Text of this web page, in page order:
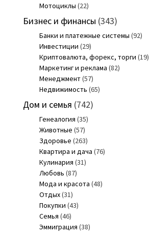
Мотоциклы (22)
Бизнес и финансы (343)
Банки и платежные системы (92)
Инвестиции (29)
Криптовалюта, форекс, торги (19)
Маркетинг и реклама (82)
Менеджмент(57)
Недвижимость (65)
Дом и семья (742)
Генеалогия (35)
Животные (57)
Здоровье (263)
Квартира и дача (76)
Кулинария (31)
Любовь (87)
Мода и красота (48)
Отдых(31)
Покупки (43)
Семья (46)
Эммиграция (38)